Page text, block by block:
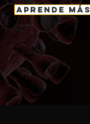
APRENDE MÁS